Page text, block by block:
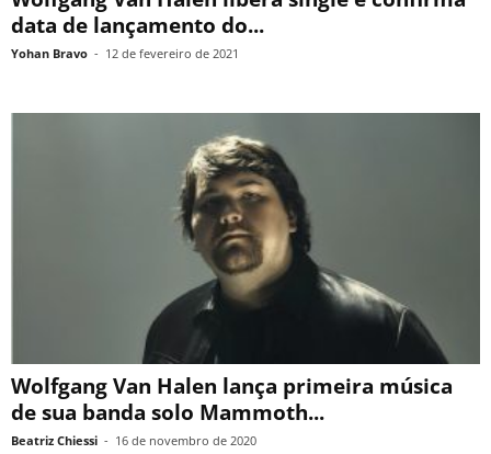
data de lançamento do...
Yohan Bravo - 12 de fevereiro de 2021
Wolfgang Van Halen lança primeira música
de sua banda solo Mammoth...
Beatriz Chiessi - 16 de novembro de 2020